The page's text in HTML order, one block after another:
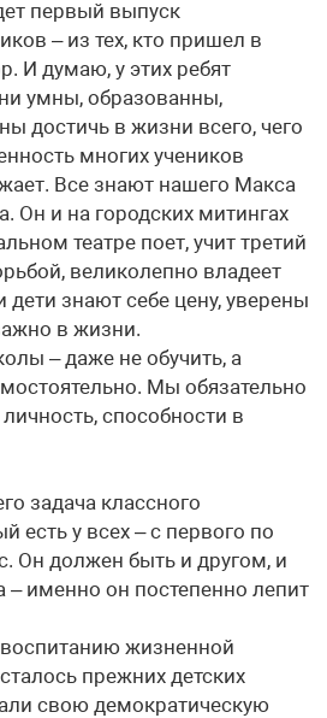
первый выпуск
– из тех, кто пришел в
И думаю, у этих ребят
умны, образованны,
достичь в жизни всего, чего
многих учеников
Все знают нашего Макса
Он и на городских митингах
театре поет, учит третий
великолепно владеет
знают себе цену, уверены
в жизни.
– даже не обучить, а
Мы обязательно
способности в
задача классного
есть у всех – с первого по
Он должен быть и другом, и
– именно он постепенно лепит
жизненной
прежних детских
свою демократическую